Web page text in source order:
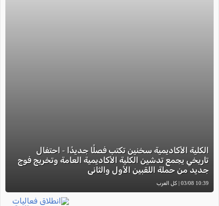
الكلية الأكاديمية سخنين تكتب فصلًا جديدًا - احتفال
تاريخي يجمع تدشين الكلية الأكاديمية العامة وتخريج فوج
جديد من حملة اللقبين الأول والثاني
10:39 03/08 | كل العرب